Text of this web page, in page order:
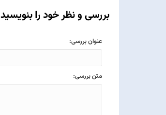
بررسی و نظر خود را بنویسید
عنوان بررسی:
متن بررسی: